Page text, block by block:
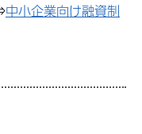
中小企業向け融資制